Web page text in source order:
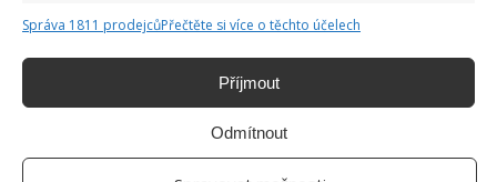
Správa 1811 prodejcůPřečtěte si více o těchto účelech
Příjmout
Odmítnout
BUĎTE PRVNÍ KDO PŘIDÁ KOMENTÁŘ
Vaše e-mailová adresa nebude zveřejněna.